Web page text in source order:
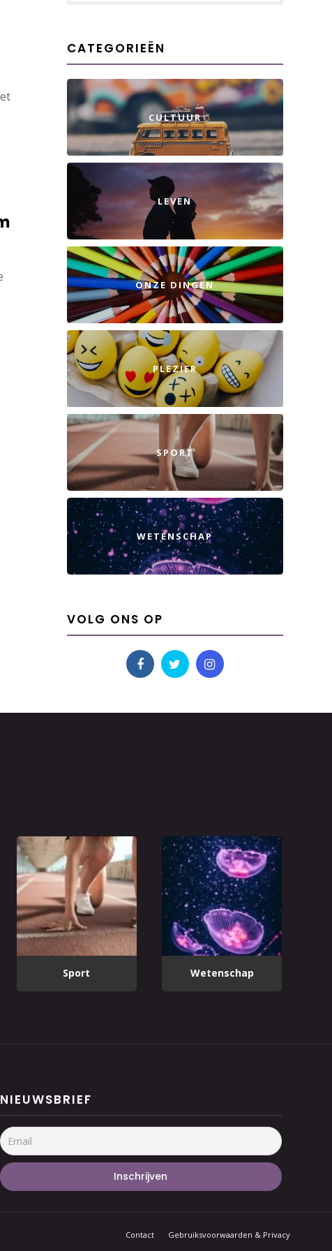
CATEGORIEËN
CULTUUR
LEVEN
ONZE DINGEN
PLEZIER
SPORT
WETENSCHAP
VOLG ONS OP
Sport Wetenschap
NIEUWSBRIEF
Contact Gebruiksvoorwaarden & Privacy